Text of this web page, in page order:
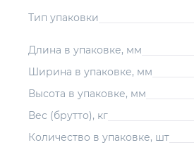
Тип упаковки
Длина в упаковке, мм
Ширина в упаковке, мм
Высота в упаковке, мм
Вес (брутто), кг
Количество в упаковке, шт